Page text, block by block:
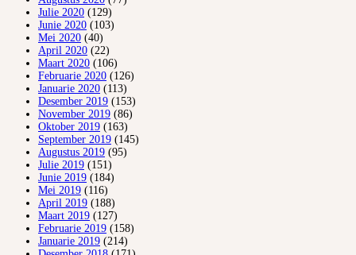
Julie 2020 (129)
Junie 2020 (103)
Mei 2020 (40)
April 2020 (22)
Maart 2020 (106)
Februarie 2020 (126)
Januarie 2020 (113)
Desember 2019 (153)
November 2019 (86)
Oktober 2019 (163)
September 2019 (145)
Augustus 2019 (95)
Julie 2019 (151)
Junie 2019 (184)
Mei 2019 (116)
April 2019 (188)
Maart 2019 (127)
Februarie 2019 (158)
Januarie 2019 (214)